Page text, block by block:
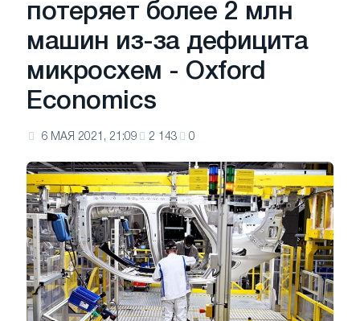
потеряет более 2 млн
машин из-за дефицита
микросхем - Oxford
Economics
6 МАЯ 2021, 21:09 2 143 0